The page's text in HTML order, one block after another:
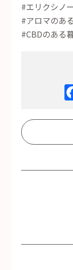
#エリクシノ
#アロマのあ
#CBDのある